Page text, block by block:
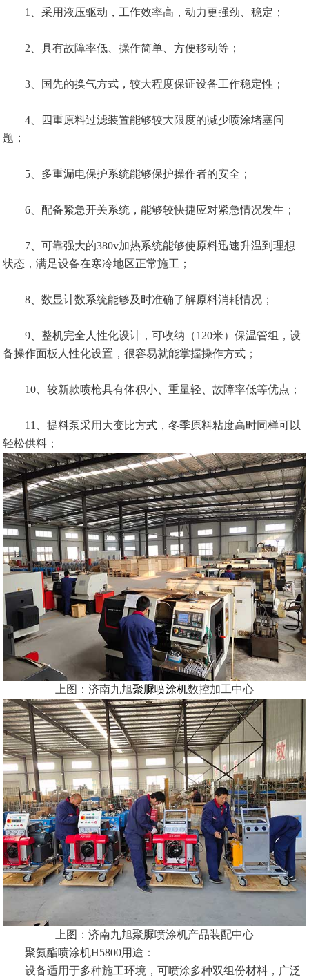
1、采用液压驱动，工作效率高，动力更强劲、稳定；
2、具有故障率低、操作简单、方便移动等；
3、国先的换气方式，较大程度保证设备工作稳定性；
4、四重原料过滤装置能够较大限度的减少喷涂堵塞问
题；
5、多重漏电保护系统能够保护操作者的安全；
6、配备紧急开关系统，能够较快捷应对紧急情况发生；
7、可靠强大的380v加热系统能够使原料迅速升温到理想
状态，满足设备在寒冷地区正常施工；
8、数显计数系统能够及时准确了解原料消耗情况；
9、整机完全人性化设计，可收纳（120米）保温管组，设
备操作面板人性化设置，很容易就能掌握操作方式；
10、较新款喷枪具有体积小、重量轻、故障率低等优点；
11、提料泵采用大变比方式，冬季原料粘度高时同样可以
轻松供料；
上图：济南九旭聚脲喷涂机数控加工中心
上图：济南九旭聚脲喷涂机产品装配中心
聚氨酯喷涂机H5800用途：
设备适用于多种施工环境，可喷涂多种双组份材料，广泛